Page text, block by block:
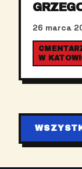
26 marca
W